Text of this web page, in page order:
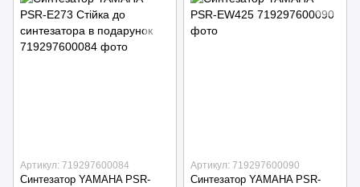
Артикул: 719297600084
Синтезатор YAMAHA PSR-
Артикул: 719297600090
Синтезатор YAMAHA PSR-